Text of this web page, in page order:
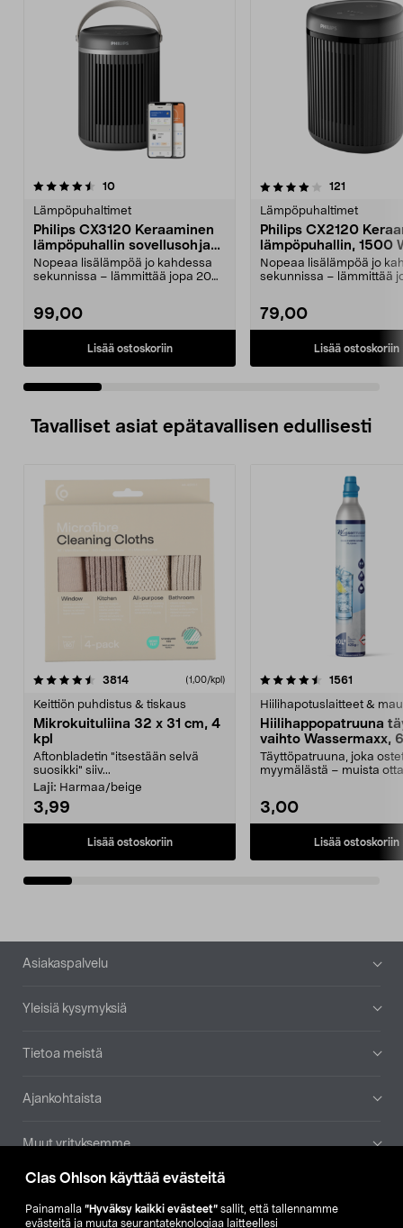
Clas Ohlson käyttää evästeitä
Painamalla ”Hyväksy kaikki evästeet” sallit, että tallennamme
evästeitä ja muuta seurantateknologiaa laitteellesi
10arvostelut
Lämpöpuhaltimet
Philips CX3120 Keraaminen
lämpöpuhallin sovellusohjaus
2000 W
Nopeaa lisälämpöä jo kahdessa
sekunnissa – lämmittää jopa 20
99,00
Lisää ostoskoriin
4.0 viidestä
121
Lämpöpuhaltimet
Philips CX2120
lämpöpuhallin, 1500
Nopeaa lisälämpöä jo
sekunnissa – lämmittää
79,00
Lisää ostoskoriin
4.5 viidestä
Tavalliset asiat epätavallisen edullisesti
3814arvostelut (1,00/kpl)
Keittiön puhdistus & tiskaus
Mikrokuituliina 32 x 31 cm, 4
kpl
Aftonbladetin "itsestään selvä
suosikki" siiv...
Laji: Harmaa/beige
3,99
Lisää ostoskoriin
4.5viidestä
1561
Hiilihapotuslaitteet &
Hiilihappopatruuna
vaihto Wassermaxx,
Täyttöpatruuna, joka
myymälästä – muista
3,00
Lisää ostoskoriin
4.5viidestä
Alatunniste
Asiakaspalvelu
Yleisiä kysymyksiä
Tietoa meistä
Ajankohtaista
Muut yrityksemme
Etsi myymälä